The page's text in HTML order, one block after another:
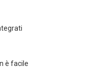
è facile